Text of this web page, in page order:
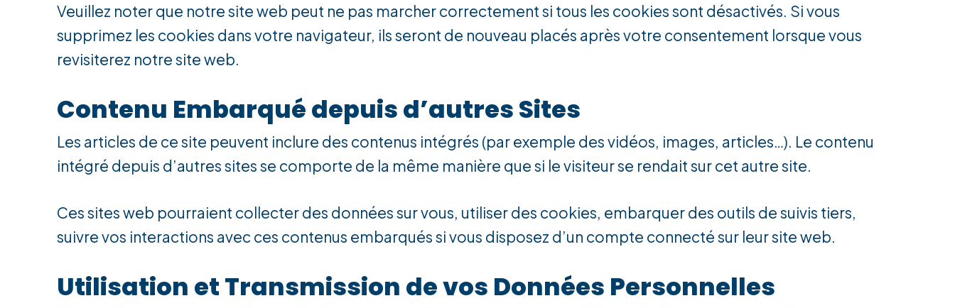
Veuillez noter que notre site web peut ne pas marcher correctement si tous les cookies sont désactivés. Si vous
supprimez les cookies dans votre navigateur, ils seront de nouveau placés après votre consentement lorsque vous
revisiterez notre site web.
Contenu Embarqué depuis d’autres Sites
Les articles de ce site peuvent inclure des contenus intégrés (par exemple des vidéos, images, articles…). Le contenu
intégré depuis d’autres sites se comporte de la même manière que si le visiteur se rendait sur cet autre site.
Ces sites web pourraient collecter des données sur vous, utiliser des cookies, embarquer des outils de suivis tiers,
suivre vos interactions avec ces contenus embarqués si vous disposez d’un compte connecté sur leur site web.
Utilisation et Transmission de vos Données Personnelles